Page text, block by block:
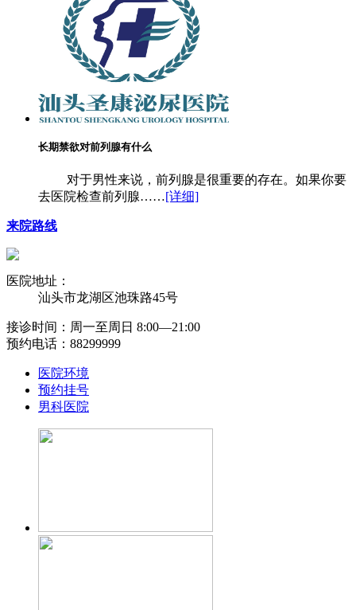
长期禁欲对前列腺有什么
对于男性来说，前列腺是很重要的存在。如果你要
去医院检查前列腺……[详细]
来院路线
医院地址：
汕头市龙湖区池珠路45号
接诊时间：周一至周日 8:00―21:00
预约电话：88299999
医院环境
预约挂号
男科医院